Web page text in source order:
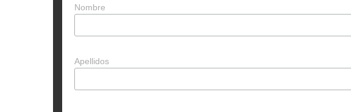
Nombre
Apellidos